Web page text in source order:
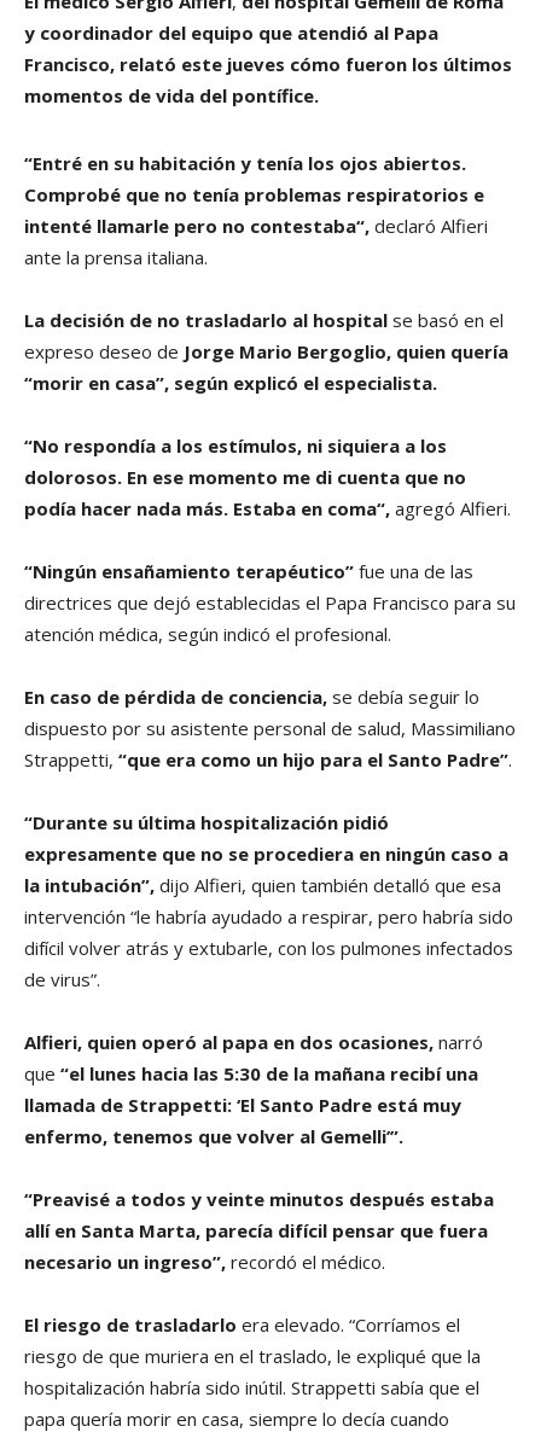
y coordinador del equipo que atendió al Papa
Francisco, relató este jueves cómo fueron los últimos
momentos de vida del pontífice.
“Entré en su habitación y tenía los ojos abiertos.
Comprobé que no tenía problemas respiratorios e
intenté llamarle pero no contestaba“, declaró Alfieri
ante la prensa italiana.
La decisión de no trasladarlo al hospital se basó en el
expreso deseo de Jorge Mario Bergoglio, quien quería
“morir en casa”, según explicó el especialista.
“No respondía a los estímulos, ni siquiera a los
dolorosos. En ese momento me di cuenta que no
podía hacer nada más. Estaba en coma“, agregó Alfieri.
“Ningún ensañamiento terapéutico” fue una de las
directrices que dejó establecidas el Papa Francisco para su
atención médica, según indicó el profesional.
En caso de pérdida de conciencia, se debía seguir lo
dispuesto por su asistente personal de salud, Massimiliano
Strappetti, “que era como un hijo para el Santo Padre”.
“Durante su última hospitalización pidió
expresamente que no se procediera en ningún caso a
la intubación”, dijo Alfieri, quien también detalló que esa
intervención “le habría ayudado a respirar, pero habría sido
difícil volver atrás y extubarle, con los pulmones infectados
de virus”.
Alfieri, quien operó al papa en dos ocasiones, narró
que “el lunes hacia las 5:30 de la mañana recibí una
llamada de Strappetti: ‘El Santo Padre está muy
enfermo, tenemos que volver al Gemelli’”.
“Preavisé a todos y veinte minutos después estaba
allí en Santa Marta, parecía difícil pensar que fuera
necesario un ingreso”, recordó el médico.
El riesgo de trasladarlo era elevado. “Corríamos el
riesgo de que muriera en el traslado, le expliqué que la
hospitalización habría sido inútil. Strappetti sabía que el
papa quería morir en casa, siempre lo decía cuando